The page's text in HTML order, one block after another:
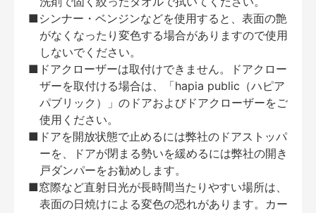
■シンナー・ベンジンなどを使用すると、表面の艶
がなくなったり変色する場合がありますので使用
しないでください。
■ドアクローザーは取付けできません。ドアクロー
ザーを取付ける場合は、「hapia public（ハピア
パブリック）」のドアおよびドアクローザーをご
使用ください。
■ドアを開放状態で止めるには弊社のドアストッパ
ーを、ドアが閉まる勢いを緩めるには弊社の開き
戸ダンパーをお勧めします。
■窓際など直射日光が長時間当たりやすい場所は、
表面の日焼けによる変色の恐れがあります。カー